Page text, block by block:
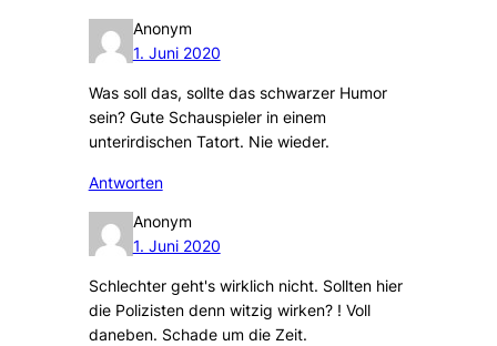
Anonym
1. Juni 2020
Was soll das, sollte das schwarzer Humor
sein? Gute Schauspieler in einem
unterirdischen Tatort. Nie wieder.
Antworten
Anonym
1. Juni 2020
Schlechter geht's wirklich nicht. Sollten hier
die Polizisten denn witzig wirken? ! Voll
daneben. Schade um die Zeit.